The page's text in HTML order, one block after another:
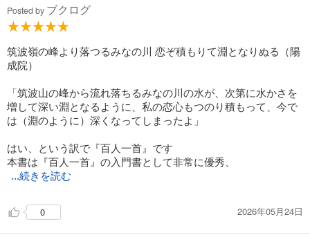
Posted by ブクログ
筑波嶺の峰より落つるみなの川 恋ぞ積もりて淵となりぬる（陽
成院）
「筑波山の峰から流れ落ちるみなの川の水が、次第に水かさを
増して深い淵となるように、私の恋心もつのり積もって、今で
は（淵のように）深くなってしまったよ」
はい、という訳で『百人一首』です
本書は『百人一首』の入門書として非常に優秀、
...続きを読む
0 2026年05月24日